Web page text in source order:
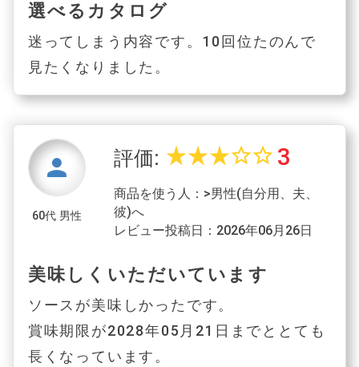
選べるカタログ
迷ってしまう内容です。10回位たのんで
見たくなりました。
person
60代 男性
評価: star_ratestar_ratestar_ratestar_borderstar_border 3
商品を使う人：>男性(自分用、夫、
彼)へ
レビュー投稿日：2026年06月26日
美味しくいただいています
ソースが美味しかったです。
賞味期限が2028年05月21日までととても
長くなっています。